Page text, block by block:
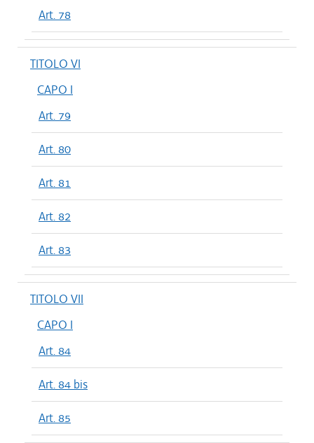
Art. 78
TITOLO VI
CAPO I
Art. 79
Art. 80
Art. 81
Art. 82
Art. 83
TITOLO VII
CAPO I
Art. 84
Art. 84 bis
Art. 85